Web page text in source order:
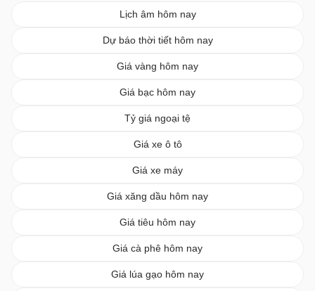
Lịch âm hôm nay
Dự báo thời tiết hôm nay
Giá vàng hôm nay
Giá bạc hôm nay
Tỷ giá ngoại tệ
Giá xe ô tô
Giá xe máy
Giá xăng dầu hôm nay
Giá tiêu hôm nay
Giá cà phê hôm nay
Giá lúa gạo hôm nay